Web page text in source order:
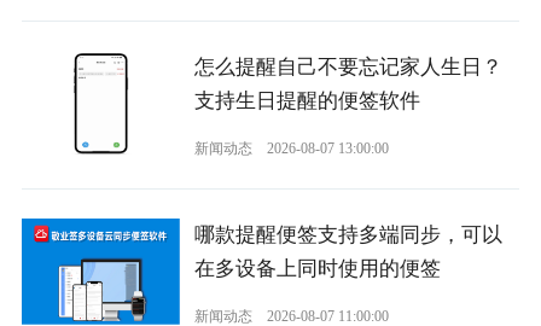
怎么提醒自己不要忘记家人生日？
支持生日提醒的便签软件
新闻动态 2026-08-07 13:00:00
哪款提醒便签支持多端同步，可以
在多设备上同时使用的便签
新闻动态 2026-08-07 11:00:00